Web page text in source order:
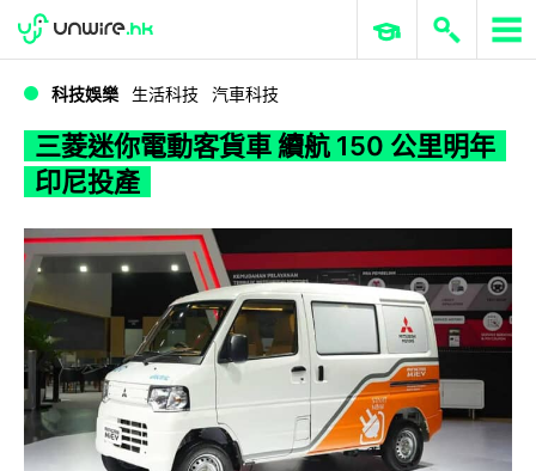
WWDC 2026 ERP 與商業 AI
科技娛樂 生活科技 汽車科技
三菱迷你電動客貨車 續航 150 公里明年
印尼投產